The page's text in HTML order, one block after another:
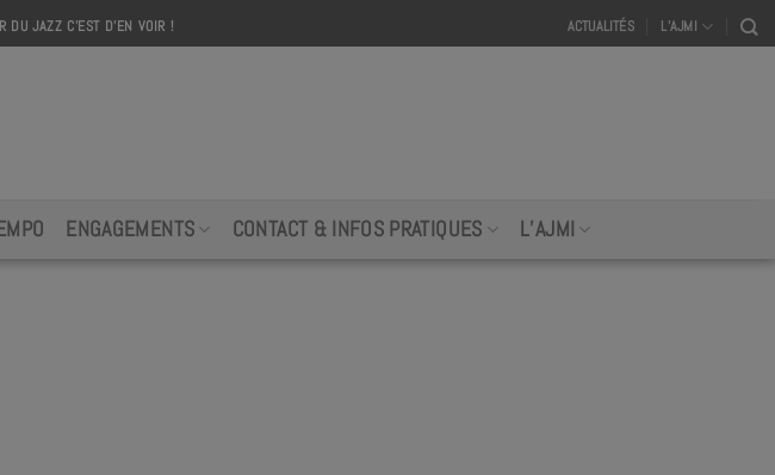
DU JAZZ C'EST D'EN VOIR ! ACTUALITÉS L’AJMI
ENGAGEMENTS CONTACT & INFOS PRATIQUES L’AJMI